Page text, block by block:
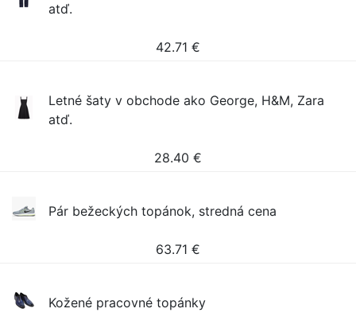
atď.
42.71 €
Letné šaty v obchode ako George, H&M, Zara
atď.
28.40 €
Pár bežeckých topánok, stredná cena
63.71 €
Kožené pracovné topánky